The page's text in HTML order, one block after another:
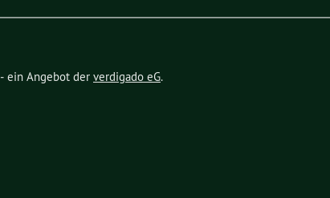
‐ ein Angebot der verdigado eG.